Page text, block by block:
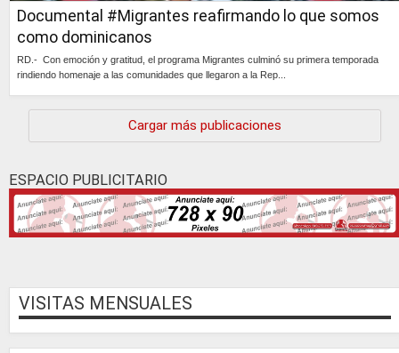
Documental #Migrantes reafirmando lo que somos
como dominicanos
RD.- Con emoción y gratitud, el programa Migrantes culminó su primera temporada
rindiendo homenaje a las comunidades que llegaron a la Rep...
Cargar más publicaciones
ESPACIO PUBLICITARIO
VISITAS MENSUALES